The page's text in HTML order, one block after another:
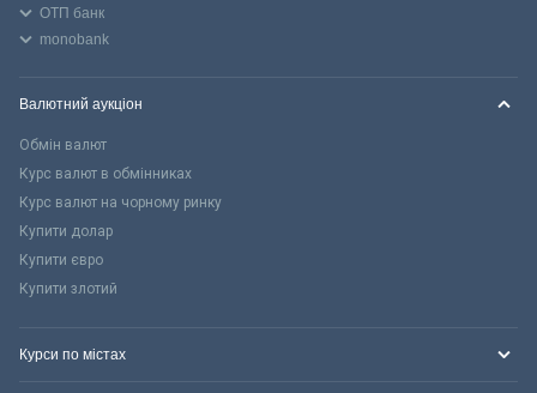
ОТП банк
monobank
Валютний аукціон
Обмін валют
Курс валют в обмінниках
Курс валют на чорному ринку
Купити долар
Купити євро
Купити злотий
Курси по містах